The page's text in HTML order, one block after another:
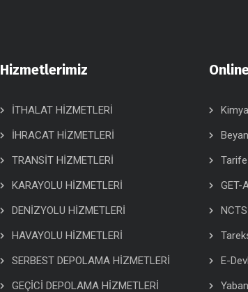
Hizmetlerimiz
İTHALAT HİZMETLERİ
İHRACAT HİZMETLERİ
TRANSİT HİZMETLERİ
KARAYOLU HİZMETLERİ
DENİZYOLU HİZMETLERİ
HAVAYOLU HİZMETLERİ
SERBEST DEPOLAMA HİZMETLERİ
GEÇİCİ DEPOLAMA HİZMETLERİ
GET-
NCTS
E-